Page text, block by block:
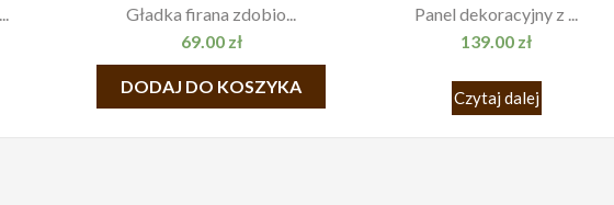
Gładka firana zdobio...
69.00 zł
DODAJ DO KOSZYKA
Panel dekoracyjny z ...
139.00 zł
Czytaj dalej